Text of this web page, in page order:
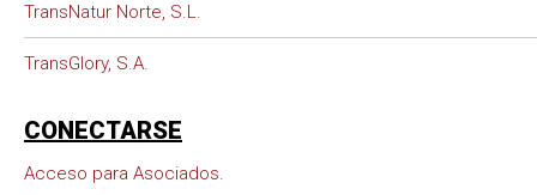
TransNatur Norte, S.L.
TransGlory, S.A.
CONECTARSE
Acceso para Asociados.